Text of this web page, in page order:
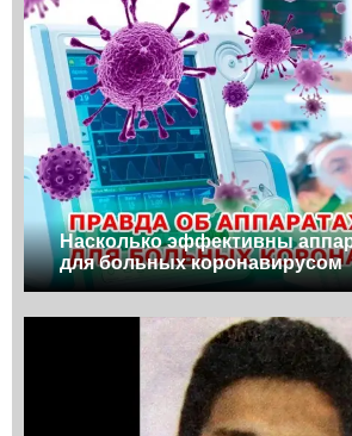
Насколько эффективны
для больных коронавирусом